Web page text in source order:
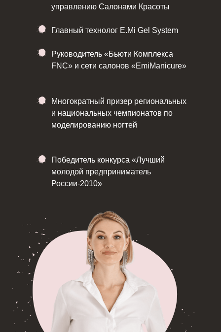
управлению Салонами Красоты
Главный технолог E.Mi Gel System
Руководитель «Бьюти Комплекса
FNC» и сети салонов «EmiManicure»
Многократный призер региональных
и национальных чемпионатов по
моделированию ногтей
Победитель конкурса «Лучший
молодой предприниматель
России-2010»